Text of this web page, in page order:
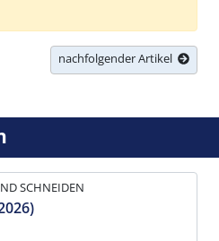
nachfolgender Artikel
SCHNEIDEN